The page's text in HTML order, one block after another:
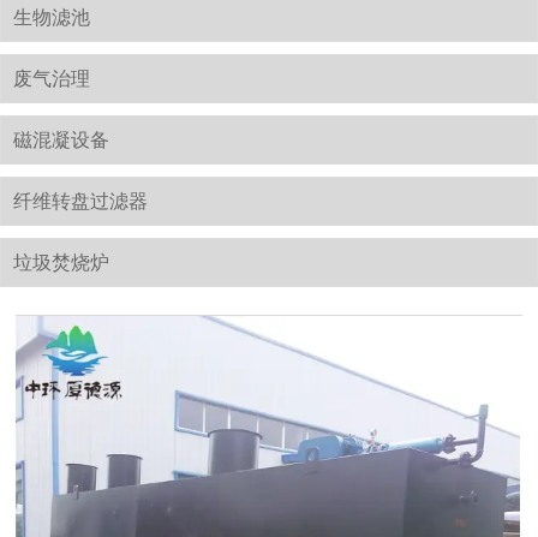
生物滤池
废气治理
磁混凝设备
纤维转盘过滤器
垃圾焚烧炉